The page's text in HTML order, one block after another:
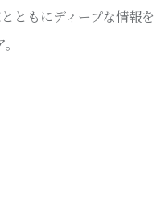
ともにディープな情報を